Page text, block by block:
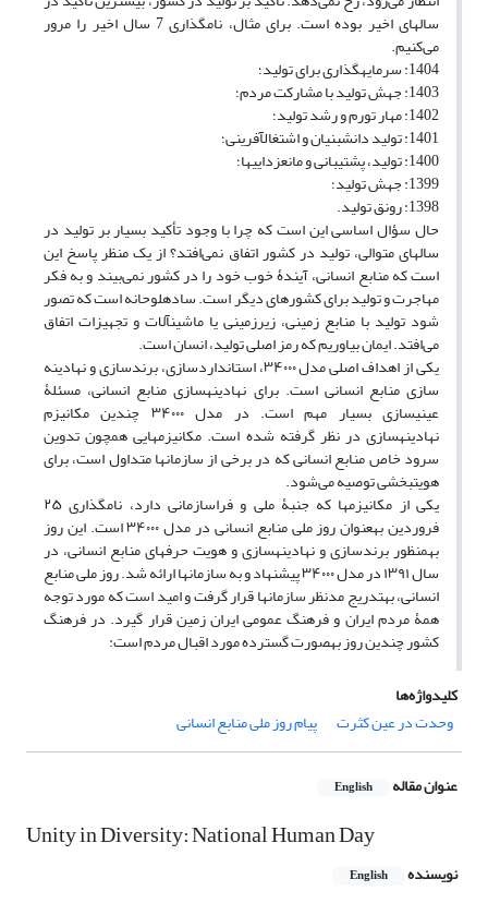
سال‏های اخیر بوده است. برای مثال، نام‏گذاری 7 سال اخیر را مرور
می‌کنیم.
1404: سرمایه‏گذاری برای تولید؛
1403: جهش تولید با مشارکت مردم؛
1402: مهار تورم و رشد تولید؛
1401: تولید دانش‏بنیان و اشتغال‏آفرینی؛
1400: تولید، پشتیبانی و مانع‏زدایی‏ها؛
1399: جهش تولید؛
1398: رونق تولید.
حال سؤال اساسی این است که چرا با وجود تأکید بسیار بر تولید در
سال‏های متوالی، تولید در کشور اتفاق نمی‌افتد؟ از یک منظر پاسخ این
است که منابع انسانی، آیندۀ خوب خود را در کشور نمی‌بیند و به فکر
مهاجرت و تولید برای کشورهای دیگر است. ساده‏لوحانه است که تصور
شود تولید با منابع زمینی، زیرزمینی یا ماشین‏آلات و تجهیزات اتفاق
می‌افتد. ایمان بیاوریم که رمز اصلی تولید، انسان است.
یکی از اهداف اصلی مدل ۳۴۰۰۰، استانداردسازی، برندسازی و نهادینه
سازی منابع انسانی است. برای نهادینه‏سازی منابع انسانی، مسئلۀ
عینی‏سازی بسیار مهم است. در مدل ۳۴۰۰۰ چندین مکانیزم
نهادینه‏سازی در نظر گرفته شده است. مکانیزم‏هایی همچون تدوین
سرود خاص منابع انسانی که در برخی از ‏سازمان‏ها متداول است، برای
هویت‏بخشی توصیه می‌شود.
یکی از مکانیزم‏ها که جنبۀ ملی و فراسازمانی دارد، نام‏گذاری ۲۵
فروردین به‏عنوان روز ملی منابع انسانی در مدل ۳۴۰۰۰ است. این روز
به‏منظور برندسازی و نهادینه‏سازی و هویت حرفه‏ای منابع انسانی، در
سال ۱۳۹۱ در مدل ۳۴۰۰۰ پیشنهاد و به ‏سازمان‏ها ارائه شد. روز ملی منابع
انسانی، به‏تدریج مدنظر ‏سازمان‏ها قرار گرفت و امید است که مورد توجه
همۀ مردم ایران و فرهنگ عمومی ایران زمین قرار گیرد. در فرهنگ
کشور چندین روز به‏صورت گسترده مورد اقبال مردم است:
کلیدواژه‌ها
وحدت در عین کثرت
پیام روز ملی منابع انسانی
عنوان مقاله English
Unity in Diversity: National Human Day
نویسنده English